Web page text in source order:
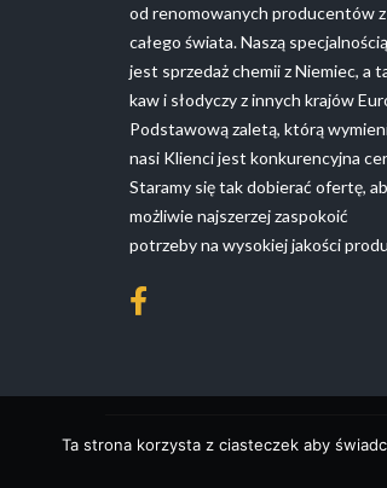
Ta strona korzysta z ciasteczek aby
od renomowanych producentów z
całego świata. Naszą specjalnością
jest sprzedaż chemii z Niemiec, a
kaw i słodyczy z innych krajów
Podstawową zaletą, którą
nasi Klienci jest konkurencyjna
Staramy się tak dobierać ofertę,
możliwie najszerzej zaspokoić
potrzeby na wysokiej jakości